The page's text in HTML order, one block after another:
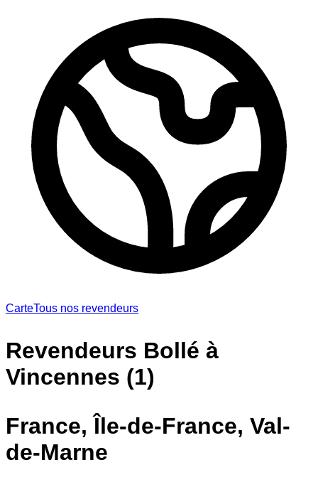
CarteTous nos revendeurs
Revendeurs Bollé à
Vincennes (1)
France, Île-de-France, Val-
de-Marne